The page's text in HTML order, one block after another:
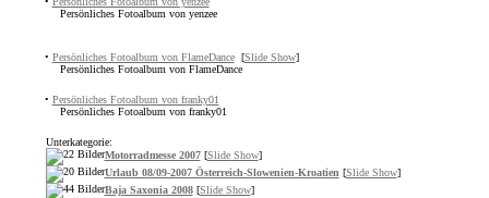
Persönliches Fotoalbum von yenzee
• Persönliches Fotoalbum von FlameDance [Slide Show]
Persönliches Fotoalbum von FlameDance
• Persönliches Fotoalbum von franky01
Persönliches Fotoalbum von franky01
Unterkategorie:
Motorradmesse 2007[Slide Show]
Urlaub 08/09-2007 Österreich-Slowenien-Kroatien[Slide Show]
Baja Saxonia 2008[Slide Show]